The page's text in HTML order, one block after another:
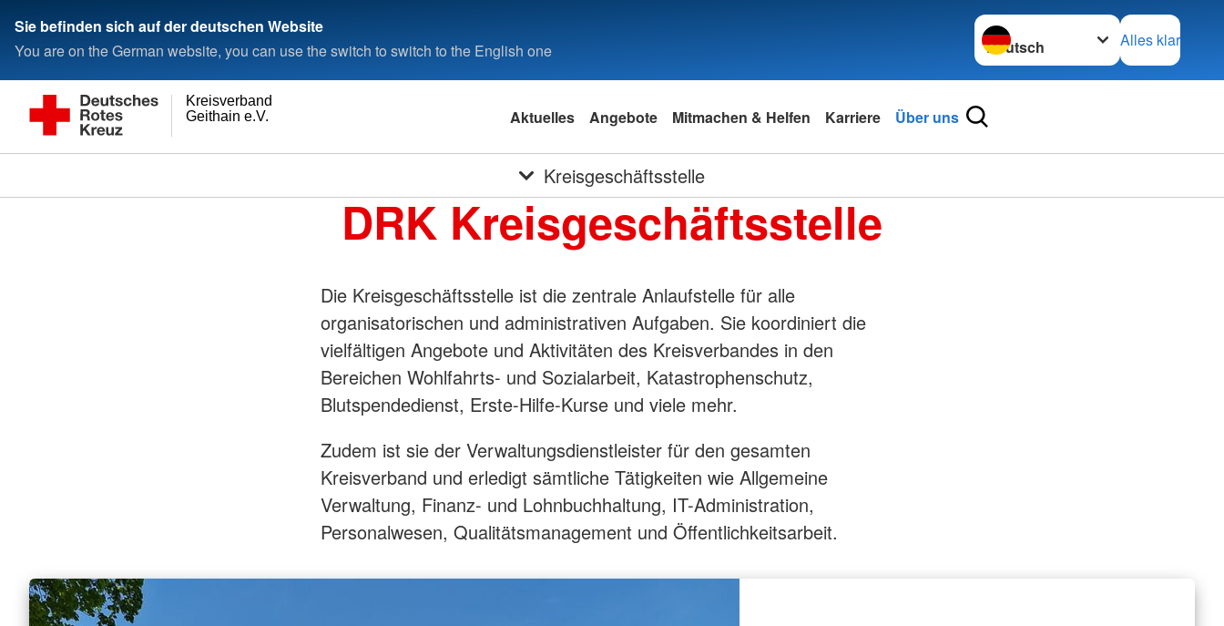
Sie befinden sich auf der deutschen Website
You are on the German website, you can use the switch to switch to the English one
Sprache wechseln zu
Alles klar
Geithain e.V.
Kreisverband
Aktuelles Angebote Mitmachen & Helfen Karriere Über uns
Kreisgeschäftsstelle
DRK Kreisgeschäftsstelle
Die Kreisgeschäftsstelle ist die zentrale Anlaufstelle für alle
organisatorischen und administrativen Aufgaben. Sie koordiniert die
vielfältigen Angebote und Aktivitäten des Kreisverbandes in den
Bereichen Wohlfahrts- und Sozialarbeit, Katastrophenschutz,
Blutspendedienst, Erste-Hilfe-Kurse und viele mehr.
Zudem ist sie der Verwaltungsdienstleister für den gesamten
Kreisverband und erledigt sämtliche Tätigkeiten wie Allgemeine
Verwaltung, Finanz- und Lohnbuchhaltung, IT-Administration,
Personalwesen, Qualitätsmanagement und Öffentlichkeitsarbeit.